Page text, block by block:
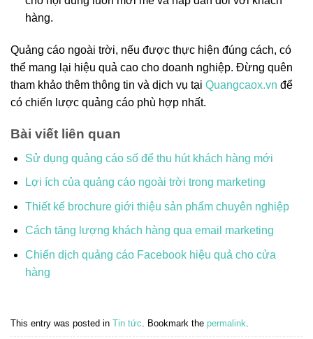
hàng.
Quảng cáo ngoài trời, nếu được thực hiện đúng cách, có
thể mang lại hiệu quả cao cho doanh nghiệp. Đừng quên
tham khảo thêm thông tin và dịch vụ tại Quangcaox.vn để
có chiến lược quảng cáo phù hợp nhất.
Bài viết liên quan
Sử dụng quảng cáo số để thu hút khách hàng mới
Lợi ích của quảng cáo ngoài trời trong marketing
Thiết kế brochure giới thiệu sản phẩm chuyên nghiệp
Cách tăng lượng khách hàng qua email marketing
Chiến dịch quảng cáo Facebook hiệu quả cho cửa
hàng
This entry was posted in Tin tức. Bookmark the permalink.